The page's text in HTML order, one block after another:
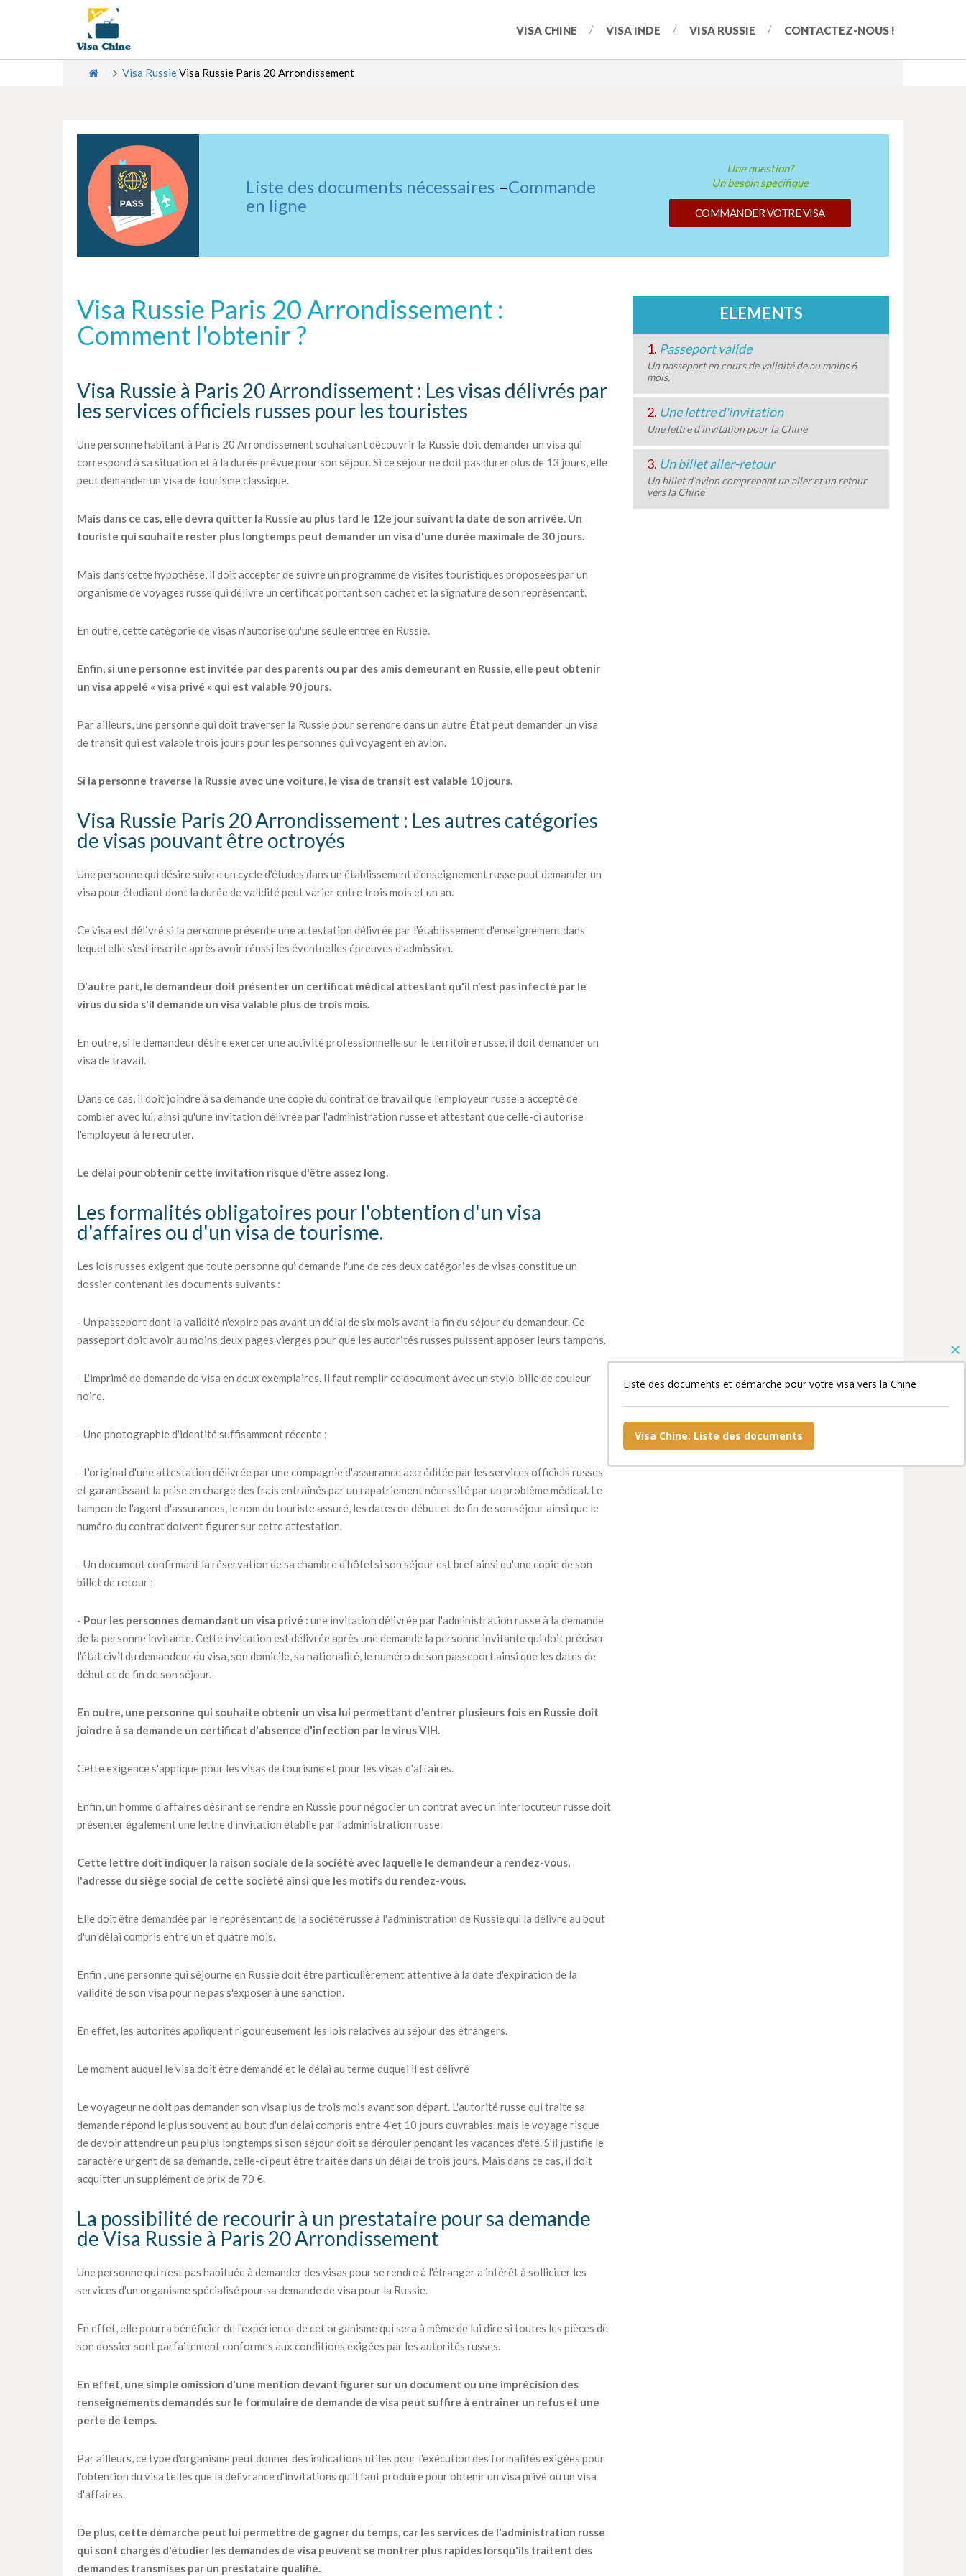
VISA CHINE VISA INDE VISA RUSSIE CONTACTEZ-NOUS !
Visa RussieVisa Russie Paris 20 Arrondissement
Liste des documents nécessaires –Commande
en ligne
Une question?
Un besoin specifique
COMMANDER VOTRE VISA
Visa Russie Paris 20 Arrondissement :
Comment l'obtenir ?
Visa Russie à Paris 20 Arrondissement : Les visas délivrés par
les services officiels russes pour les touristes
Une personne habitant à Paris 20 Arrondissement souhaitant découvrir la Russie doit demander un visa qui
correspond à sa situation et à la durée prévue pour son séjour. Si ce séjour ne doit pas durer plus de 13 jours, elle
peut demander un visa de tourisme classique.
Mais dans ce cas, elle devra quitter la Russie au plus tard le 12e jour suivant la date de son arrivée. Un
touriste qui souhaite rester plus longtemps peut demander un visa d'une durée maximale de 30 jours.
Mais dans cette hypothèse, il doit accepter de suivre un programme de visites touristiques proposées par un
organisme de voyages russe qui délivre un certificat portant son cachet et la signature de son représentant.
En outre, cette catégorie de visas n'autorise qu'une seule entrée en Russie.
Enfin, si une personne est invitée par des parents ou par des amis demeurant en Russie, elle peut obtenir
un visa appelé « visa privé » qui est valable 90 jours.
Par ailleurs, une personne qui doit traverser la Russie pour se rendre dans un autre État peut demander un visa
de transit qui est valable trois jours pour les personnes qui voyagent en avion.
Si la personne traverse la Russie avec une voiture, le visa de transit est valable 10 jours.
Visa Russie Paris 20 Arrondissement : Les autres catégories
de visas pouvant être octroyés
Une personne qui désire suivre un cycle d'études dans un établissement d'enseignement russe peut demander un
visa pour étudiant dont la durée de validité peut varier entre trois mois et un an.
Ce visa est délivré si la personne présente une attestation délivrée par l'établissement d'enseignement dans
lequel elle s'est inscrite après avoir réussi les éventuelles épreuves d'admission.
D'autre part, le demandeur doit présenter un certificat médical attestant qu'il n'est pas infecté par le
virus du sida s'il demande un visa valable plus de trois mois.
En outre, si le demandeur désire exercer une activité professionnelle sur le territoire russe, il doit demander un
visa de travail.
Dans ce cas, il doit joindre à sa demande une copie du contrat de travail que l'employeur russe a accepté de
combler avec lui, ainsi qu'une invitation délivrée par l'administration russe et attestant que celle-ci autorise
l'employeur à le recruter.
Le délai pour obtenir cette invitation risque d'être assez long.
Les formalités obligatoires pour l'obtention d'un visa
d'affaires ou d'un visa de tourisme.
Les lois russes exigent que toute personne qui demande l'une de ces deux catégories de visas constitue un
dossier contenant les documents suivants :
- Un passeport dont la validité n'expire pas avant un délai de six mois avant la fin du séjour du demandeur. Ce
passeport doit avoir au moins deux pages vierges pour que les autorités russes puissent apposer leurs tampons.
- L'imprimé de demande de visa en deux exemplaires. Il faut remplir ce document avec un stylo-bille de couleur
noire.
- Une photographie d'identité suffisamment récente ;
- L'original d'une attestation délivrée par une compagnie d'assurance accréditée par les services officiels russes
et garantissant la prise en charge des frais entraînés par un rapatriement nécessité par un problème médical. Le
tampon de l'agent d'assurances, le nom du touriste assuré, les dates de début et de fin de son séjour ainsi que le
numéro du contrat doivent figurer sur cette attestation.
- Un document confirmant la réservation de sa chambre d'hôtel si son séjour est bref ainsi qu'une copie de son
billet de retour ;
- Pour les personnes demandant un visa privé : une invitation délivrée par l'administration russe à la demande
de la personne invitante. Cette invitation est délivrée après une demande la personne invitante qui doit préciser
l'état civil du demandeur du visa, son domicile, sa nationalité, le numéro de son passeport ainsi que les dates de
début et de fin de son séjour.
En outre, une personne qui souhaite obtenir un visa lui permettant d'entrer plusieurs fois en Russie doit
joindre à sa demande un certificat d'absence d'infection par le virus VIH.
Cette exigence s'applique pour les visas de tourisme et pour les visas d'affaires.
Enfin, un homme d'affaires désirant se rendre en Russie pour négocier un contrat avec un interlocuteur russe doit
présenter également une lettre d'invitation établie par l'administration russe.
Cette lettre doit indiquer la raison sociale de la société avec laquelle le demandeur a rendez-vous,
l'adresse du siège social de cette société ainsi que les motifs du rendez-vous.
Elle doit être demandée par le représentant de la société russe à l'administration de Russie qui la délivre au bout
d'un délai compris entre un et quatre mois.
Enfin , une personne qui séjourne en Russie doit être particulièrement attentive à la date d'expiration de la
validité de son visa pour ne pas s'exposer à une sanction.
En effet, les autorités appliquent rigoureusement les lois relatives au séjour des étrangers.
Le moment auquel le visa doit être demandé et le délai au terme duquel il est délivré
Le voyageur ne doit pas demander son visa plus de trois mois avant son départ. L'autorité russe qui traite sa
demande répond le plus souvent au bout d'un délai compris entre 4 et 10 jours ouvrables, mais le voyage risque
de devoir attendre un peu plus longtemps si son séjour doit se dérouler pendant les vacances d'été. S'il justifie le
caractère urgent de sa demande, celle-ci peut être traitée dans un délai de trois jours. Mais dans ce cas, il doit
acquitter un supplément de prix de 70 €.
La possibilité de recourir à un prestataire pour sa demande
de Visa Russie à Paris 20 Arrondissement
Une personne qui n'est pas habituée à demander des visas pour se rendre à l'étranger a intérêt à solliciter les
services d'un organisme spécialisé pour sa demande de visa pour la Russie.
En effet, elle pourra bénéficier de l'expérience de cet organisme qui sera à même de lui dire si toutes les pièces de
son dossier sont parfaitement conformes aux conditions exigées par les autorités russes.
En effet, une simple omission d'une mention devant figurer sur un document ou une imprécision des
renseignements demandés sur le formulaire de demande de visa peut suffire à entraîner un refus et une
perte de temps.
Par ailleurs, ce type d'organisme peut donner des indications utiles pour l'exécution des formalités exigées pour
l'obtention du visa telles que la délivrance d'invitations qu'il faut produire pour obtenir un visa privé ou un visa
d'affaires.
De plus, cette démarche peut lui permettre de gagner du temps, car les services de l'administration russe
qui sont chargés d'étudier les demandes de visa peuvent se montrer plus rapides lorsqu'ils traitent des
demandes transmises par un prestataire qualifié.
ELEMENTS
1. Passeport valide
Un passeport en cours de validité de au moins 6
mois.
2. Une lettre d'invitation
Une lettre d’invitation pour la Chine
3. Un billet aller-retour
Un billet d’avion comprenant un aller et un retour
vers la Chine
Liste des documents et démarche pour votre visa vers la Chine
Visa Chine: Liste des documents